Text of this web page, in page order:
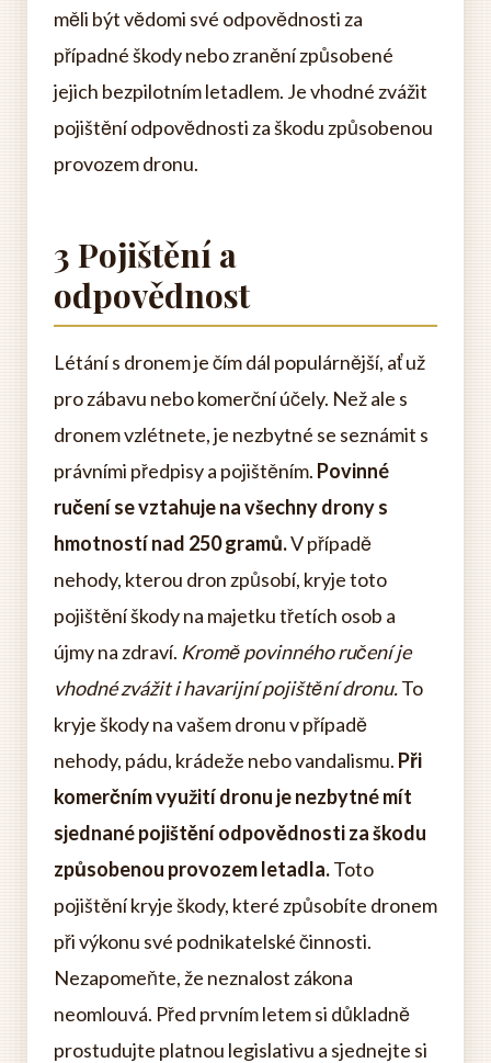
měli být vědomi své odpovědnosti za
případné škody nebo zranění způsobené
jejich bezpilotním letadlem. Je vhodné zvážit
pojištění odpovědnosti za škodu způsobenou
provozem dronu.
3 Pojištění a
odpovědnost
Létání s dronem je čím dál populárnější, ať už
pro zábavu nebo komerční účely. Než ale s
dronem vzlétnete, je nezbytné se seznámit s
právními předpisy a pojištěním. Povinné
ručení se vztahuje na všechny drony s
hmotností nad 250 gramů.V případě
nehody, kterou dron způsobí, kryje toto
pojištění škody na majetku třetích osob a
újmy na zdraví. Kromě povinného ručení je
vhodné zvážit i havarijní pojištění dronu.To
kryje škody na vašem dronu v případě
nehody, pádu, krádeže nebo vandalismu. Při
komerčním využití dronu je nezbytné mít
sjednané pojištění odpovědnosti za škodu
způsobenou provozem letadla.Toto
pojištění kryje škody, které způsobíte dronem
při výkonu své podnikatelské činnosti.
Nezapomeňte, že neznalost zákona
neomlouvá. Před prvním letem si důkladně
prostudujte platnou legislativu a sjednejte si